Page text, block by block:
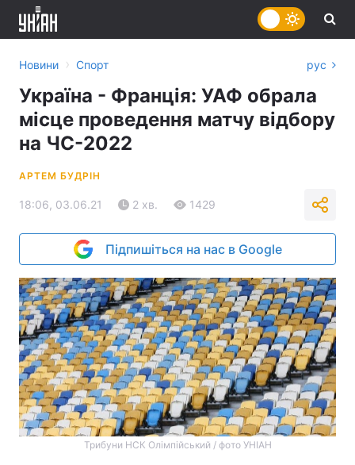
Новини › Спорт рус
Україна - Франція: УАФ обрала
місце проведення матчу відбору
на ЧС-2022
АРТЕМ БУДРІН
18:06, 03.06.21 2 хв. 1429
Підпишіться на нас в Google
Трибуни НСК Олімпійський / фото УНІАН